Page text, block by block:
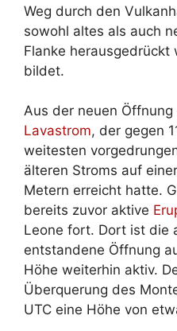
Weg durch den
sowohl altes als auch
Flanke herausgedrückt
bildet.
Aus der neuen
Lavastrom, der gegen
weitesten
älteren Stroms auf
Metern erreicht hatte.
bereits zuvor aktive
Leone fort. Dort ist die
entstandene Öffnung
Höhe weiterhin aktiv.
Überquerung des
UTC eine Höhe von